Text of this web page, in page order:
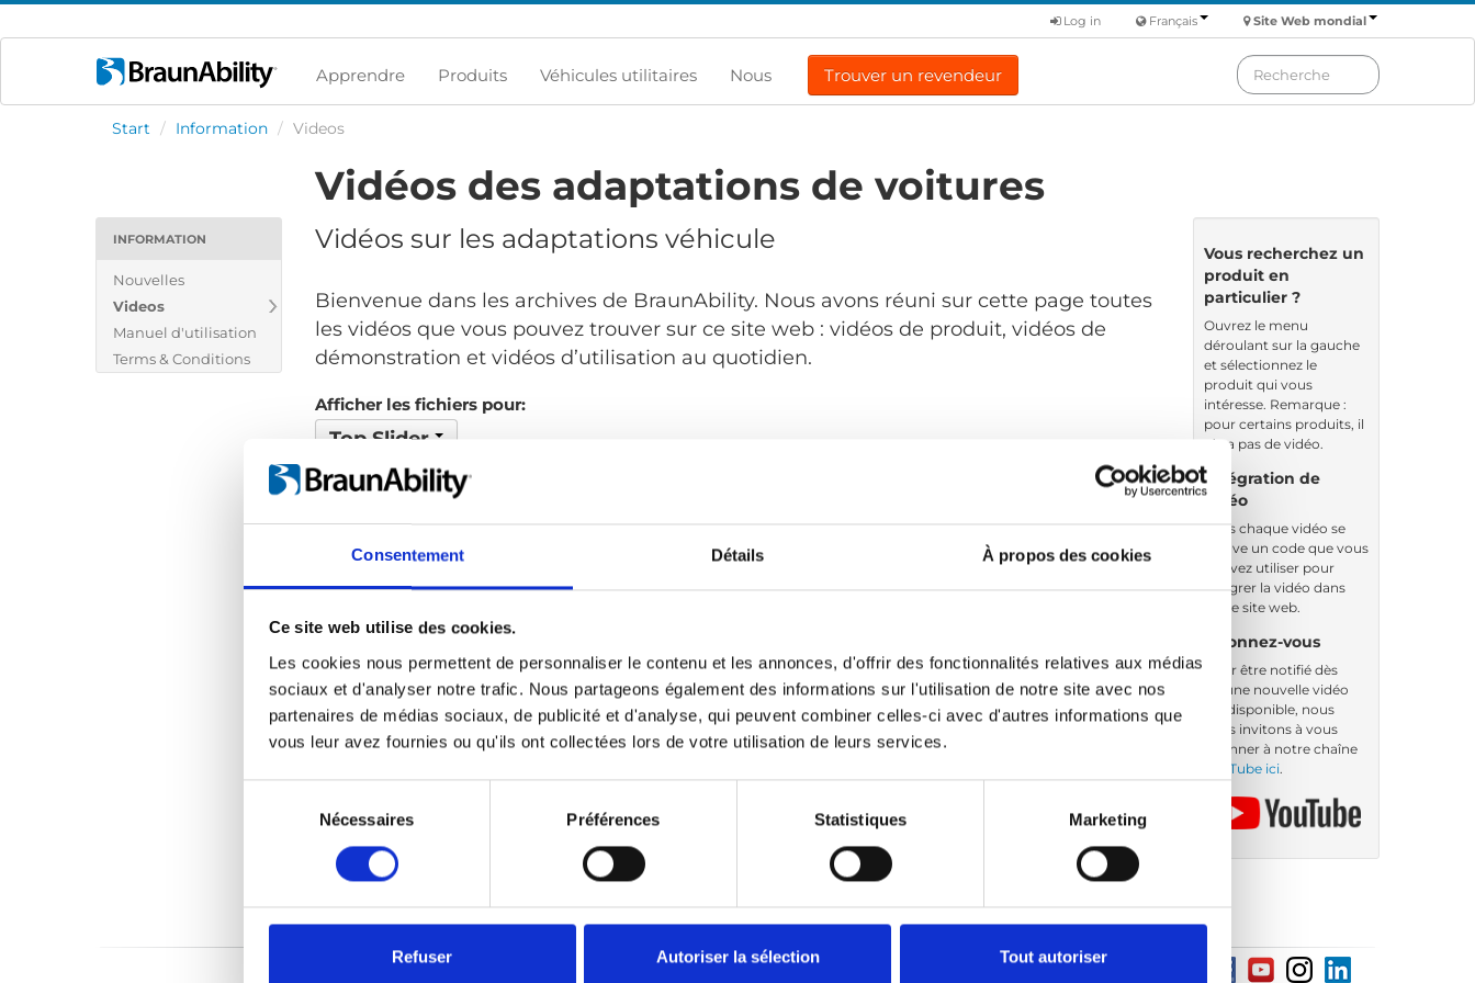
Consentement Détails À propos des cookies
Ce site web utilise des cookies.
Les cookies nous permettent de personnaliser le contenu et les annonces, d'offrir des fonctionnalités relatives aux médias
sociaux et d'analyser notre trafic. Nous partageons également des informations sur l'utilisation de notre site avec nos
partenaires de médias sociaux, de publicité et d'analyse, qui peuvent combiner celles-ci avec d'autres informations que
vous leur avez fournies ou qu'ils ont collectées lors de votre utilisation de leurs services.
consentement
Nécessaires Préférences Statistiques Marketing
Refuser Autoriser la sélection Tout autoriser
Site Web mondial
Français
Log in
Apprendre Produits Véhicules utilitaires Nous Trouver un revendeur
Start / Information / Videos
INFORMATION
Nouvelles
Videos
Manuel d'utilisation
Terms & Conditions
Vidéos des adaptations de voitures
Vidéos sur les adaptations véhicule
Bienvenue dans les archives de BraunAbility. Nous avons réuni sur cette page toutes
les vidéos que vous pouvez trouver sur ce site web : vidéos de produit, vidéos de
démonstration et vidéos d’utilisation au quotidien.
Afficher les fichiers pour:
Top Slider
Aucun fichier trouvé... Commandé par: Nom de fichier
Précédent 1
Vous recherchez un
produit en
particulier ?
Ouvrez le menu
déroulant sur la gauche
et sélectionnez le
produit qui vous
intéresse. Remarque :
pour certains produits, il
n’y a pas de vidéo.
Intégration de
vidéo
Sous chaque vidéo se
trouve un code que vous
pouvez utiliser pour
intégrer la vidéo dans
votre site web.
Abonnez-vous
Pour être notifié dès
qu’une nouvelle vidéo
est disponible, nous
vous invitons à vous
abonner à notre chaîne
YouTube ici.